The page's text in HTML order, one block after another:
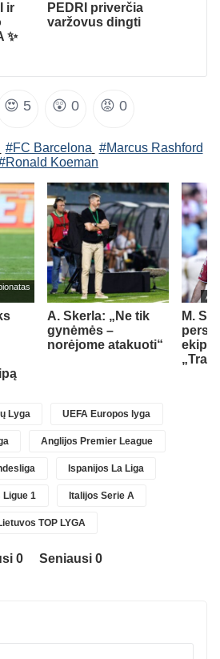
ir
✨
PEDRI priverčia
varžovus dingti
😍 5 😲 0 😡 0
#FC Barcelona #Marcus Rashford
Koeman
A. Skerla: „Ne tik
gynėmės –
norėjome atakuoti“
M.
ekipą
Lyga UEFA Europos lyga
Anglijos Premier League
Ispanijos La Liga
Ligue 1 Italijos Serie A
TOP LYGA
0
Seniausi 0